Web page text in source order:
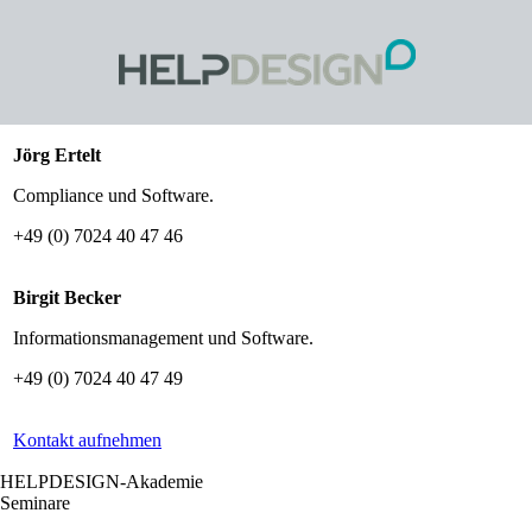
Jörg Ertelt
Compliance und Software.
+49 (0) 7024 40 47 46
Birgit Becker
Informationsmanagement und Software.
+49 (0) 7024 40 47 49
Kontakt aufnehmen
HELPDESIGN-Akademie
Seminare